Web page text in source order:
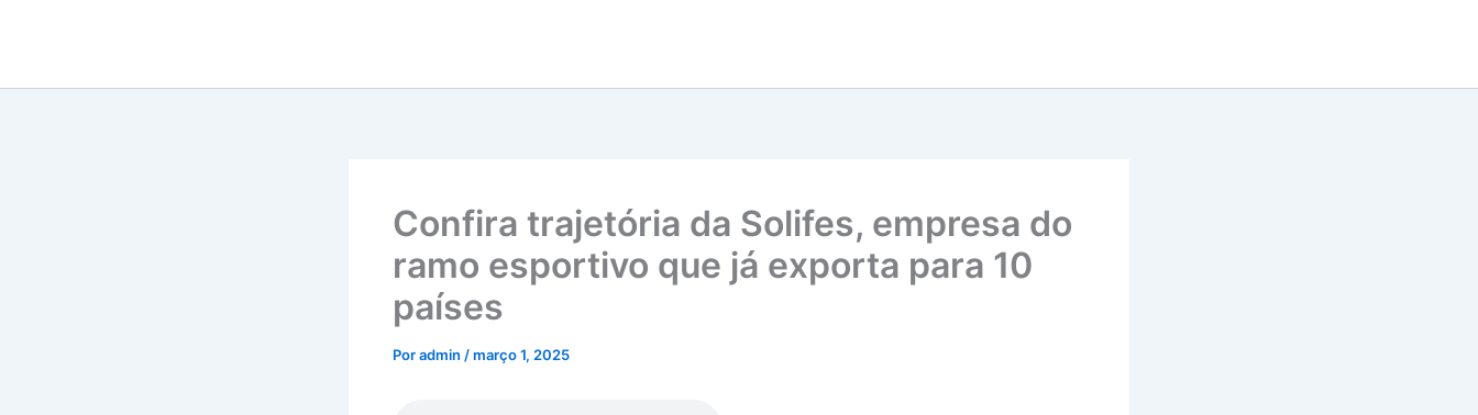
Confira trajetória da Solifes, empresa do
ramo esportivo que já exporta para 10
países
Poradmin /março 1, 2025